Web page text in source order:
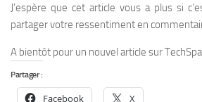
J’espère que cet article vous a plus si
partager votre ressentiment en
A bientôt pour un nouvel article sur
Partager :
Facebook X